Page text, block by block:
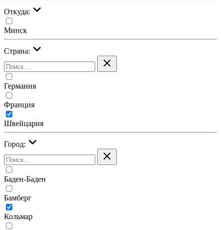
Откуда:
Минск
Страна:
Германия
Франция
Швейцария
Город:
Баден-Баден
Бамберг
Кольмар